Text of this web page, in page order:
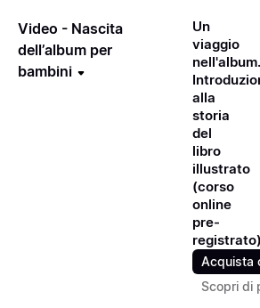
Video - Nascita
dell’album per
bambini
Un
viaggio
nell'album.
alla
storia
del
libro
illustrato
(corso
online
pre-
Acquista
Scopri di